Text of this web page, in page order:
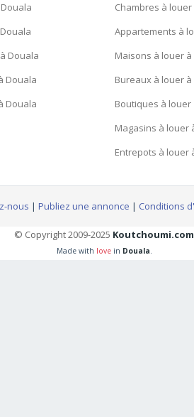
Douala
Douala
Douala
Chambres à
Appartements à
Maisons à louer
Bureaux à louer
Boutiques à louer
Magasins à louer
Entrepots à louer
nous | Publiez une annonce | Conditions
© Copyright 2009-2025 Koutchoumi.com
Made with lovein Douala.